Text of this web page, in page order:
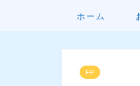
ホーム
FP